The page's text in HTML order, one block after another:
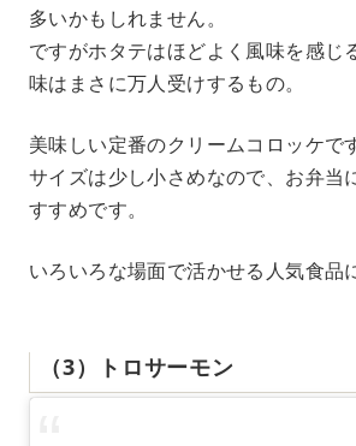
多いかもしれません。
ですがホタテはほどよく風味を感じ
味はまさに万人受けするもの。
美味しい定番のクリームコロッケで
サイズは少し小さめなので、お弁当
すすめです。
いろいろな場面で活かせる人気食品
（3）トロサーモン